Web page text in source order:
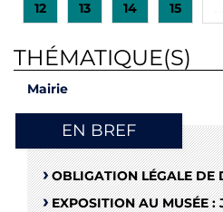
12 13 14 15
THÉMATIQUE(S)
Mairie
EN BREF
OBLIGATION LÉGALE DE
EXPOSITION AU MUSÉE :